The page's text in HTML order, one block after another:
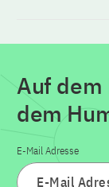
Auf dem
dem
E-Mail Adresse